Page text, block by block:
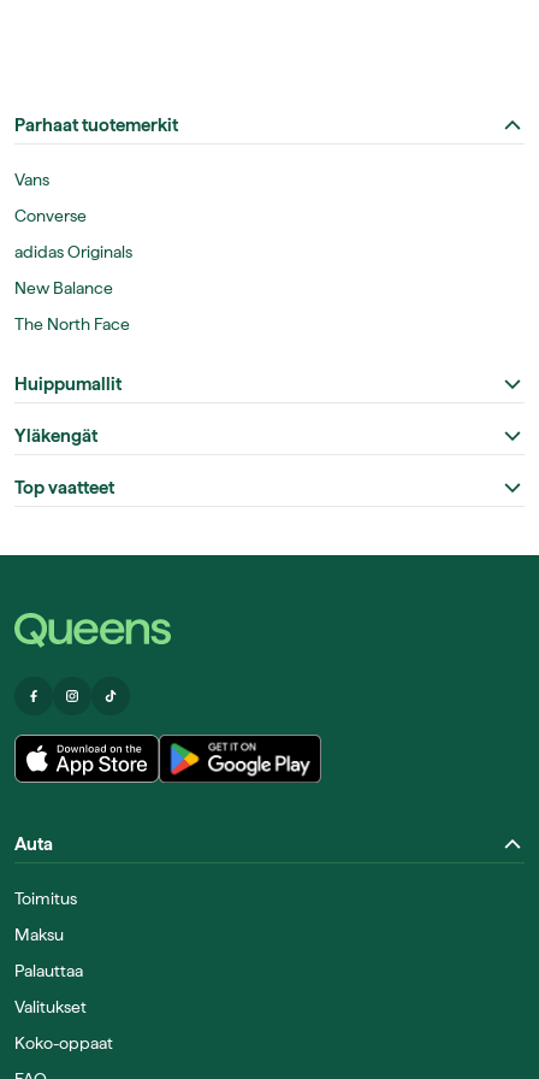
Parhaat tuotemerkit
Vans
Converse
adidas Originals
New Balance
The North Face
Huippumallit
Yläkengät
Top vaatteet
Auta
Toimitus
Maksu
Palauttaa
Valitukset
Koko-oppaat